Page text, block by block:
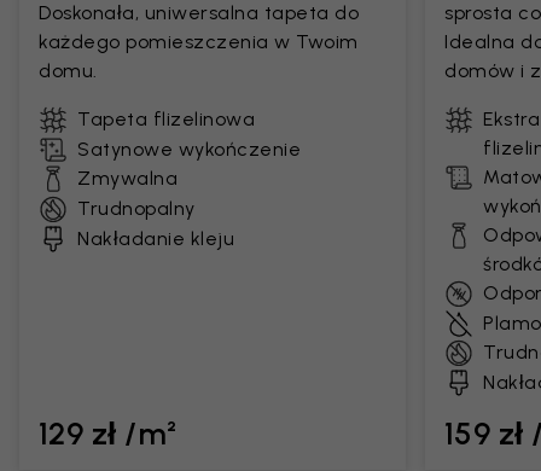
Doskonała, uniwersalna tapeta do
każdego pomieszczenia w Twoim
domu.
Tapeta flizelinowa
Satynowe wykończenie
Zmywalna
Trudnopalny
Nakładanie kleju
129 zł /m²
sprosta
Idealna
domów i
159 zł